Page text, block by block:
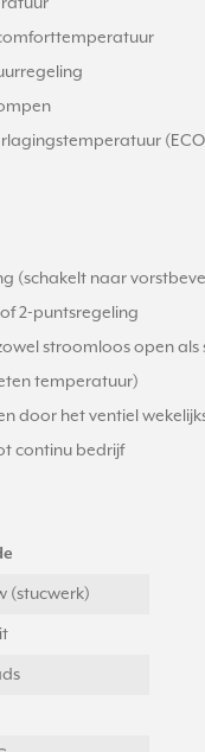
(schakelt naar
2-puntsregeling
stroomloos open
temperatuur)
door het ventiel
continu bedrijf
(stucwerk)